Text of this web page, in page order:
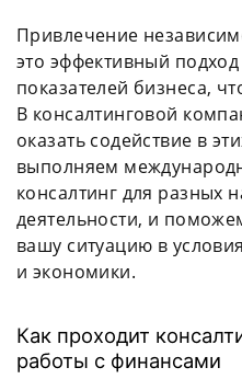
Привлечение
это эффективный
показателей бизнеса,
В консалтинговой
оказать содействие в
выполняем
консалтинг для разных
деятельности, и
вашу ситуацию в
и экономики.
Как проходит
работы с финансами